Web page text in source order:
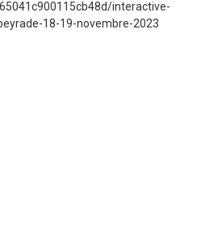
interactive-
18-19-novembre-2023